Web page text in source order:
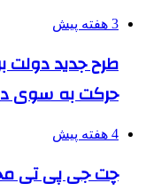
3 هفته پیش
طرح جدید دولت
حرکت به سوی
4 هفته پیش
چت جی پی تی